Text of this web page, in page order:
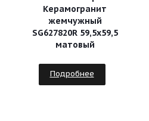
Керамогранит
жемчужный
SG627820R 59,5х59,5
матовый
Подробнее